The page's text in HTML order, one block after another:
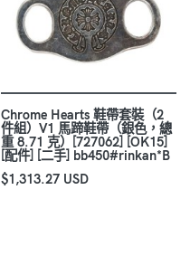
Chrome Hearts 鞋帶套裝（2
件組）V1 馬蹄鞋帶（銀色，總
重 8.71 克）[727062] [OK15]
[配件] [二手] bb450#rinkan*B
$1,313.27 USD